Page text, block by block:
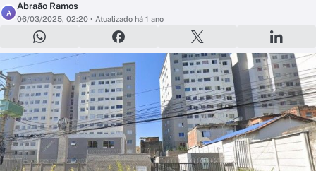
A
Abraão Ramos
06/03/2025, 02:20 • Atualizado há 1 ano